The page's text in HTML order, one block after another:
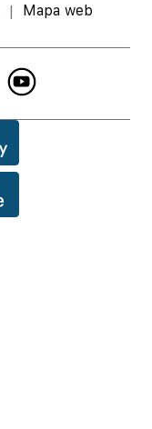
Mapa web